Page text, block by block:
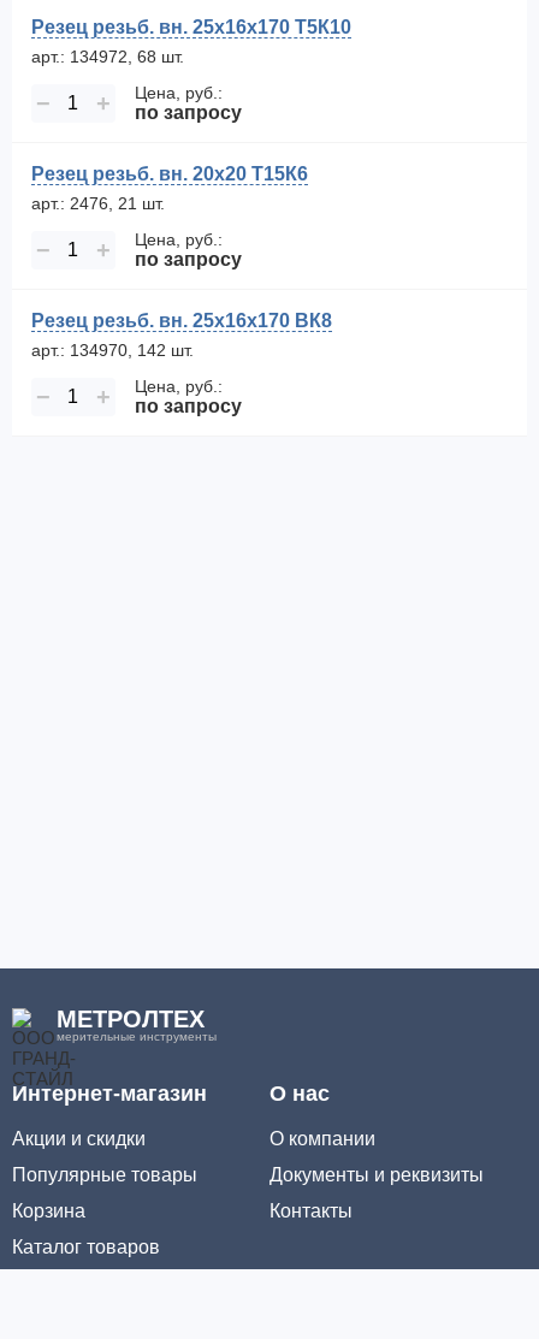
Резец резьб. вн. 25х16х170 Т5К10
арт.: 134972, 68 шт.
− + Цена, руб.:
по запросу
Резец резьб. вн. 20х20 Т15К6
арт.: 2476, 21 шт.
− + Цена, руб.:
по запросу
Резец резьб. вн. 25х16х170 ВК8
арт.: 134970, 142 шт.
− + Цена, руб.:
по запросу
МЕТРОЛТЕХ
мерительные инструменты
Интернет-магазин
Акции и скидки
Популярные товары
Корзина
Каталог товаров
О нас
О компании
Документы и реквизиты
Контакты